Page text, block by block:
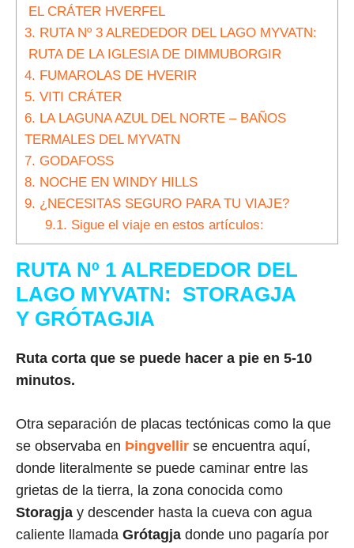
EL CRÁTER HVERFEL
3. RUTA Nº 3 ALREDEDOR DEL LAGO MYVATN:
RUTA DE LA IGLESIA DE DIMMUBORGIR
4. FUMAROLAS DE HVERIR
5. VITI CRÁTER
6. LA LAGUNA AZUL DEL NORTE – BAÑOS
TERMALES DEL MYVATN
7. GODAFOSS
8. NOCHE EN WINDY HILLS
9. ¿NECESITAS SEGURO PARA TU VIAJE?
9.1. Sigue el viaje en estos artículos:
RUTA Nº 1 ALREDEDOR DEL
LAGO MYVATN: STORAGJA
Y GRÓTAGJIA
Ruta corta que se puede hacer a pie en 5-10
minutos.
Otra separación de placas tectónicas como la que
se observaba en Þingvellir se encuentra aquí,
donde literalmente se puede caminar entre las
grietas de la tierra, la zona conocida como
Storagja y descender hasta la cueva con agua
caliente llamada Grótagja donde uno pagaría por